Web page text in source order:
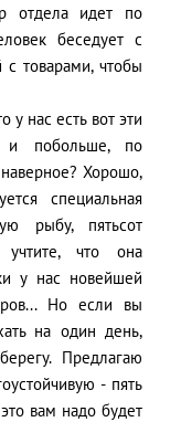
отдела идет по
беседует с
с товарами, чтобы
у нас есть вот эти
и побольше, по
Хорошо,
специальная
рыбу, пятьсот
учтите, что она
у нас новейшей
Но если вы
на один день,
Предлагаю
- пять
вам надо будет